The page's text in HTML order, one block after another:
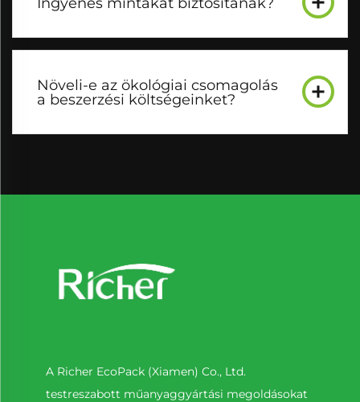
Növeli-e az ökológiai csomagolás
a beszerzési költségeinket?
A Richer EcoPack (Xiamen) Co., Ltd.
testreszabott műanyaggyártási megoldásokat